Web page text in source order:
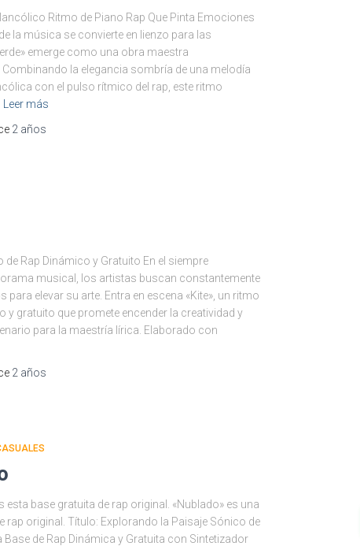
Ritmo de Piano Rap Que Pinta Emociones
la música se convierte en lienzo para las
emerge como una obra maestra
la elegancia sombría de una melodía
con el pulso rítmico del rap, este ritmo
Leer más
2 años
de Rap Dinámico y Gratuito En el siempre
musical, los artistas buscan constantemente
para elevar su arte. Entra en escena «Kite», un ritmo
y gratuito que promete encender la creatividad y
para la maestría lírica. Elaborado con
2 años
esta base gratuita de rap original. «Nublado» es una
rap original. Título: Explorando la Paisaje Sónico de
Base de Rap Dinámica y Gratuita con Sintetizador